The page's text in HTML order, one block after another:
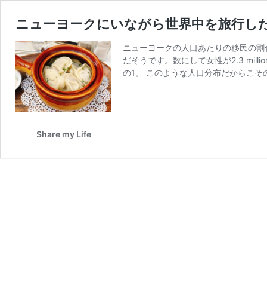
ニューヨークにいながら世界中を旅行
ニューヨークの人口あたりの移民の
だそうです。数にして女性が2.3
の1。 このような人口分布だからこ
Share my Life